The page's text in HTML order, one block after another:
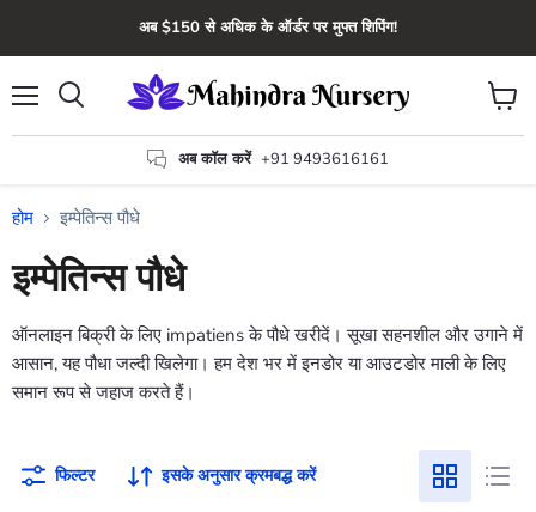
अब $150 से अधिक के ऑर्डर पर मुफ्त शिपिंग!
अब कॉल करें +91 9493616161
कार्ट
देंखे
होम इम्पेतिन्स पौधे
इम्पेतिन्स पौधे
ऑनलाइन बिक्री के लिए impatiens के पौधे खरीदें। सूखा सहनशील और उगाने में
आसान, यह पौधा जल्दी खिलेगा। हम देश भर में इनडोर या आउटडोर माली के लिए
समान रूप से जहाज करते हैं।
फिल्टर इसके अनुसार क्रमबद्ध करें